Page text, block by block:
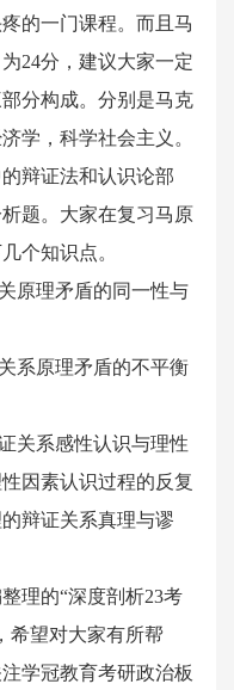
的一门课程。而且马
24分，建议大家一定
分构成。分别是马克
学，科学社会主义。
辩证法和认识论部
题。大家在复习马原
个知识点。
原理矛盾的同一性与
系原理矛盾的不平衡
关系感性认识与理性
因素认识过程的反复
辩证关系真理与谬
理的“深度剖析23考
希望对大家有所帮
学冠教育考研政治板